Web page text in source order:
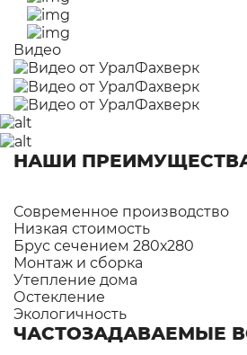
Видео
НАШИ
Современное производство
Низкая стоимость
Брус сечением 280х280
Монтаж и сборка
Утепление дома
Остекление
Экологичность
ЧАСТОЗАДАВАЕМЫЕ